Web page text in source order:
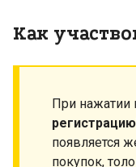
Как
При нажатии
появляется
покупок,